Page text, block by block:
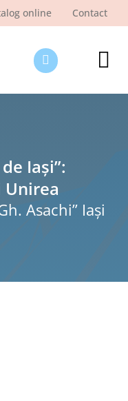
online Contact
Iași”:
Asachi” Iaşi